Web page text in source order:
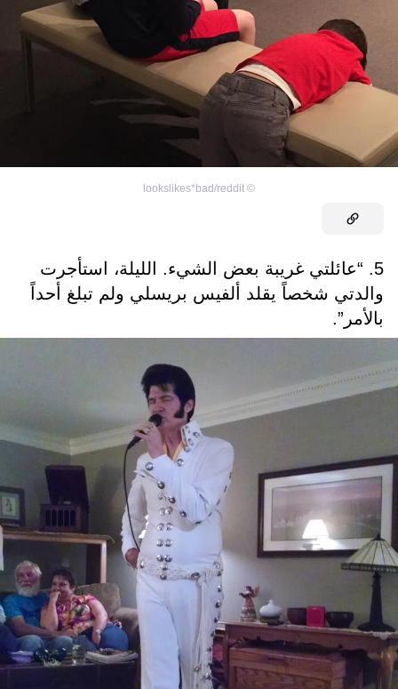
©
lookslikes*bad/reddit
5. “عائلتي غريبة بعض الشيء. الليلة، استأجرت
والدتي شخصاً يقلد ألفيس بريسلي ولم تبلغ أحداً
بالأمر”.